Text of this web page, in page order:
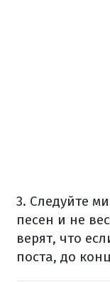
3. Следуйте
песен и не
верят, что
поста, до